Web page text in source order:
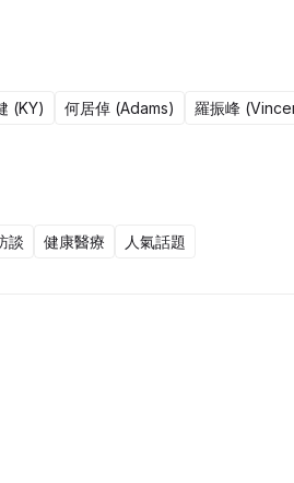
(KY) 何居倬 (Adams) 羅振峰
談 健康醫療 人氣話題